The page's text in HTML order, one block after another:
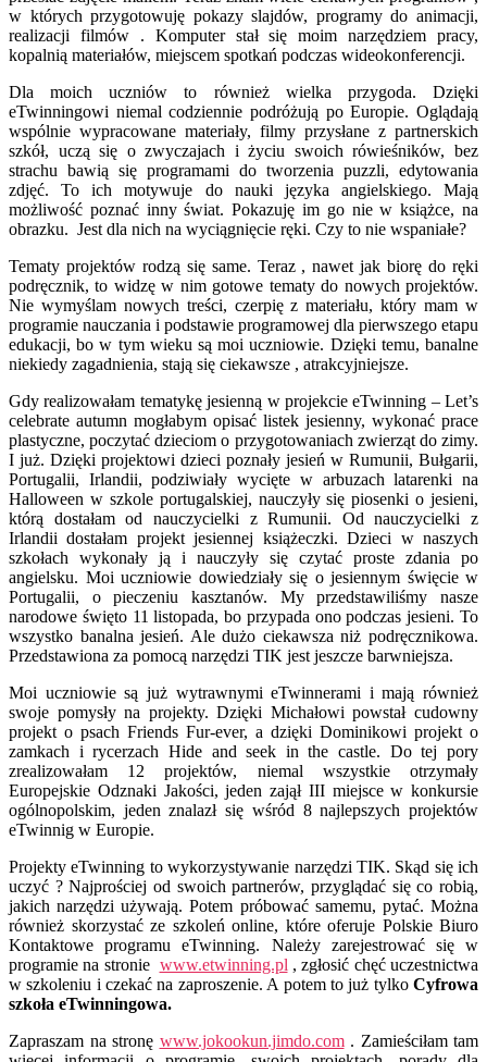
w których przygotowuję pokazy slajdów, programy do animacji,
realizacji filmów . Komputer stał się moim narzędziem pracy,
kopalnią materiałów, miejscem spotkań podczas wideokonferencji.
Dla moich uczniów to również wielka przygoda. Dzięki
eTwinningowi niemal codziennie podróżują po Europie. Oglądają
wspólnie wypracowane materiały, filmy przysłane z partnerskich
szkół, uczą się o zwyczajach i życiu swoich rówieśników, bez
strachu bawią się programami do tworzenia puzzli, edytowania
zdjęć. To ich motywuje do nauki języka angielskiego. Mają
możliwość poznać inny świat. Pokazuję im go nie w książce, na
obrazku. Jest dla nich na wyciągnięcie ręki. Czy to nie wspaniałe?
Tematy projektów rodzą się same. Teraz , nawet jak biorę do ręki
podręcznik, to widzę w nim gotowe tematy do nowych projektów.
Nie wymyślam nowych treści, czerpię z materiału, który mam w
programie nauczania i podstawie programowej dla pierwszego etapu
edukacji, bo w tym wieku są moi uczniowie. Dzięki temu, banalne
niekiedy zagadnienia, stają się ciekawsze , atrakcyjniejsze.
Gdy realizowałam tematykę jesienną w projekcie eTwinning – Let’s
celebrate autumn mogłabym opisać listek jesienny, wykonać prace
plastyczne, poczytać dzieciom o przygotowaniach zwierząt do zimy.
I już. Dzięki projektowi dzieci poznały jesień w Rumunii, Bułgarii,
Portugalii, Irlandii, podziwiały wycięte w arbuzach latarenki na
Halloween w szkole portugalskiej, nauczyły się piosenki o jesieni,
którą dostałam od nauczycielki z Rumunii. Od nauczycielki z
Irlandii dostałam projekt jesiennej książeczki. Dzieci w naszych
szkołach wykonały ją i nauczyły się czytać proste zdania po
angielsku. Moi uczniowie dowiedziały się o jesiennym święcie w
Portugalii, o pieczeniu kasztanów. My przedstawiliśmy nasze
narodowe święto 11 listopada, bo przypada ono podczas jesieni. To
wszystko banalna jesień. Ale dużo ciekawsza niż podręcznikowa.
Przedstawiona za pomocą narzędzi TIK jest jeszcze barwniejsza.
Moi uczniowie są już wytrawnymi eTwinnerami i mają również
swoje pomysły na projekty. Dzięki Michałowi powstał cudowny
projekt o psach Friends Fur-ever, a dzięki Dominikowi projekt o
zamkach i rycerzach Hide and seek in the castle. Do tej pory
zrealizowałam 12 projektów, niemal wszystkie otrzymały
Europejskie Odznaki Jakości, jeden zajął III miejsce w konkursie
ogólnopolskim, jeden znalazł się wśród 8 najlepszych projektów
eTwinnig w Europie.
Projekty eTwinning to wykorzystywanie narzędzi TIK. Skąd się ich
uczyć ? Najprościej od swoich partnerów, przyglądać się co robią,
jakich narzędzi używają. Potem próbować samemu, pytać. Można
również skorzystać ze szkoleń online, które oferuje Polskie Biuro
Kontaktowe programu eTwinning. Należy zarejestrować się w
programie na stronie www.etwinning.pl, zgłosić chęć uczestnictwa
w szkoleniu i czekać na zaproszenie. A potem to już tylko Cyfrowa
szkoła eTwinningowa.
Zapraszam na stronę www.jokookun.jimdo.com. Zamieściłam tam